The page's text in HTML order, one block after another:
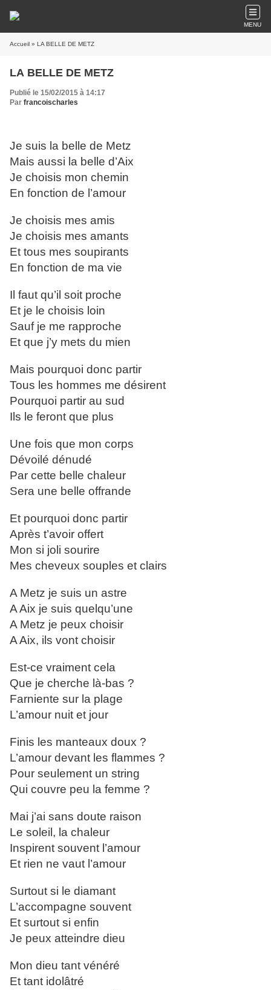
MENU
Accueil » LA BELLE DE METZ
LA BELLE DE METZ
Publié le 15/02/2015 à 14:17
Par francoischarles
Je suis la belle de Metz
Mais aussi la belle d’Aix
Je choisis mon chemin
En fonction de l’amour
Je choisis mes amis
Je choisis mes amants
Et tous mes soupirants
En fonction de ma vie
Il faut qu’il soit proche
Et je le choisis loin
Sauf je me rapproche
Et que j’y mets du mien
Mais pourquoi donc partir
Tous les hommes me désirent
Pourquoi partir au sud
Ils le feront que plus
Une fois que mon corps
Dévoilé dénudé
Par cette belle chaleur
Sera une belle offrande
Et pourquoi donc partir
Après t’avoir offert
Mon si joli sourire
Mes cheveux souples et clairs
A Metz je suis un astre
A Aix je suis quelqu’une
A Metz je peux choisir
A Aix, ils vont choisir
Est-ce vraiment cela
Que je cherche là-bas ?
Farniente sur la plage
L’amour nuit et jour
Finis les manteaux doux ?
L’amour devant les flammes ?
Pour seulement un string
Qui couvre peu la femme ?
Mai j’ai sans doute raison
Le soleil, la chaleur
Inspirent souvent l’amour
Et rien ne vaut l’amour
Surtout si le diamant
L’accompagne souvent
Et surtout si enfin
Je peux atteindre dieu
Mon dieu tant vénéré
Et tant idolâtré